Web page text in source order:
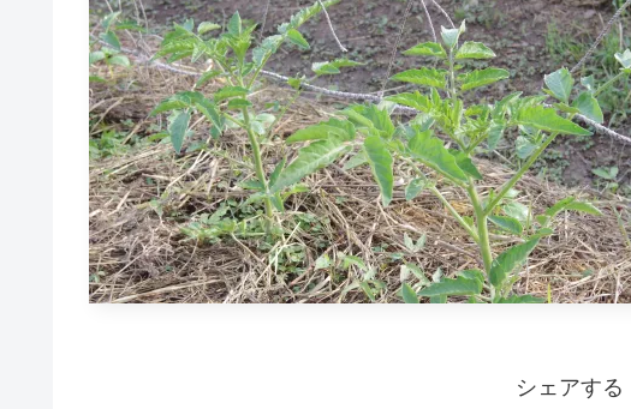
シェアする